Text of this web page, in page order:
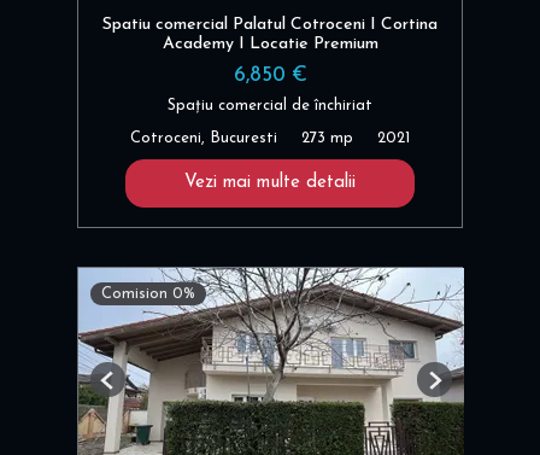
Spatiu comercial Palatul Cotroceni I Cortina
Academy I Locatie Premium
6,850 €
Spațiu comercial de închiriat
Cotroceni, Bucuresti 273 mp 2021
Vezi mai multe detalii
Comision 0%
Previous Next